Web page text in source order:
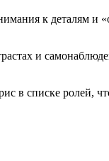
к деталям и
и
в списке ролей,